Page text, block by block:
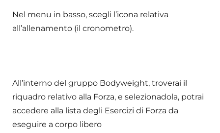
Nel menu in basso, scegli l’icona relativa
all’allenamento (il cronometro).
All’interno del gruppo Bodyweight, troverai il
riquadro relativo alla Forza, e selezionadola, potrai
accedere alla lista degli Esercizi di Forza da
eseguire a corpo libero